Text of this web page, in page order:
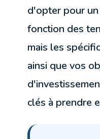
d'opter pour
fonction des
mais les
ainsi que vos
clés à prendre